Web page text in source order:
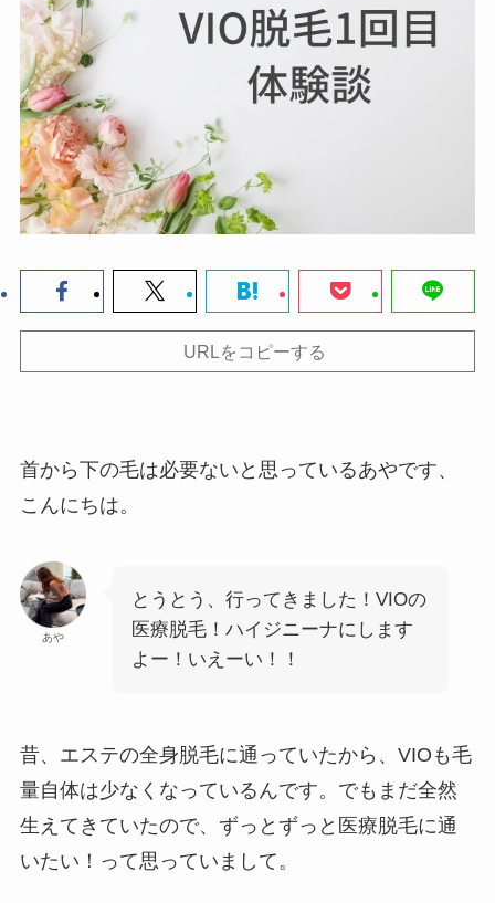
URLをコピーする
首から下の毛は必要ないと思っているあやです、
こんにちは。
あや
とうとう、行ってきました！VIOの
医療脱毛！ハイジニーナにします
よー！いえーい！！
昔、エステの全身脱毛に通っていたから、VIOも毛
量自体は少なくなっているんです。でもまだ全然
生えてきていたので、ずっとずっと医療脱毛に通
いたい！って思っていまして。